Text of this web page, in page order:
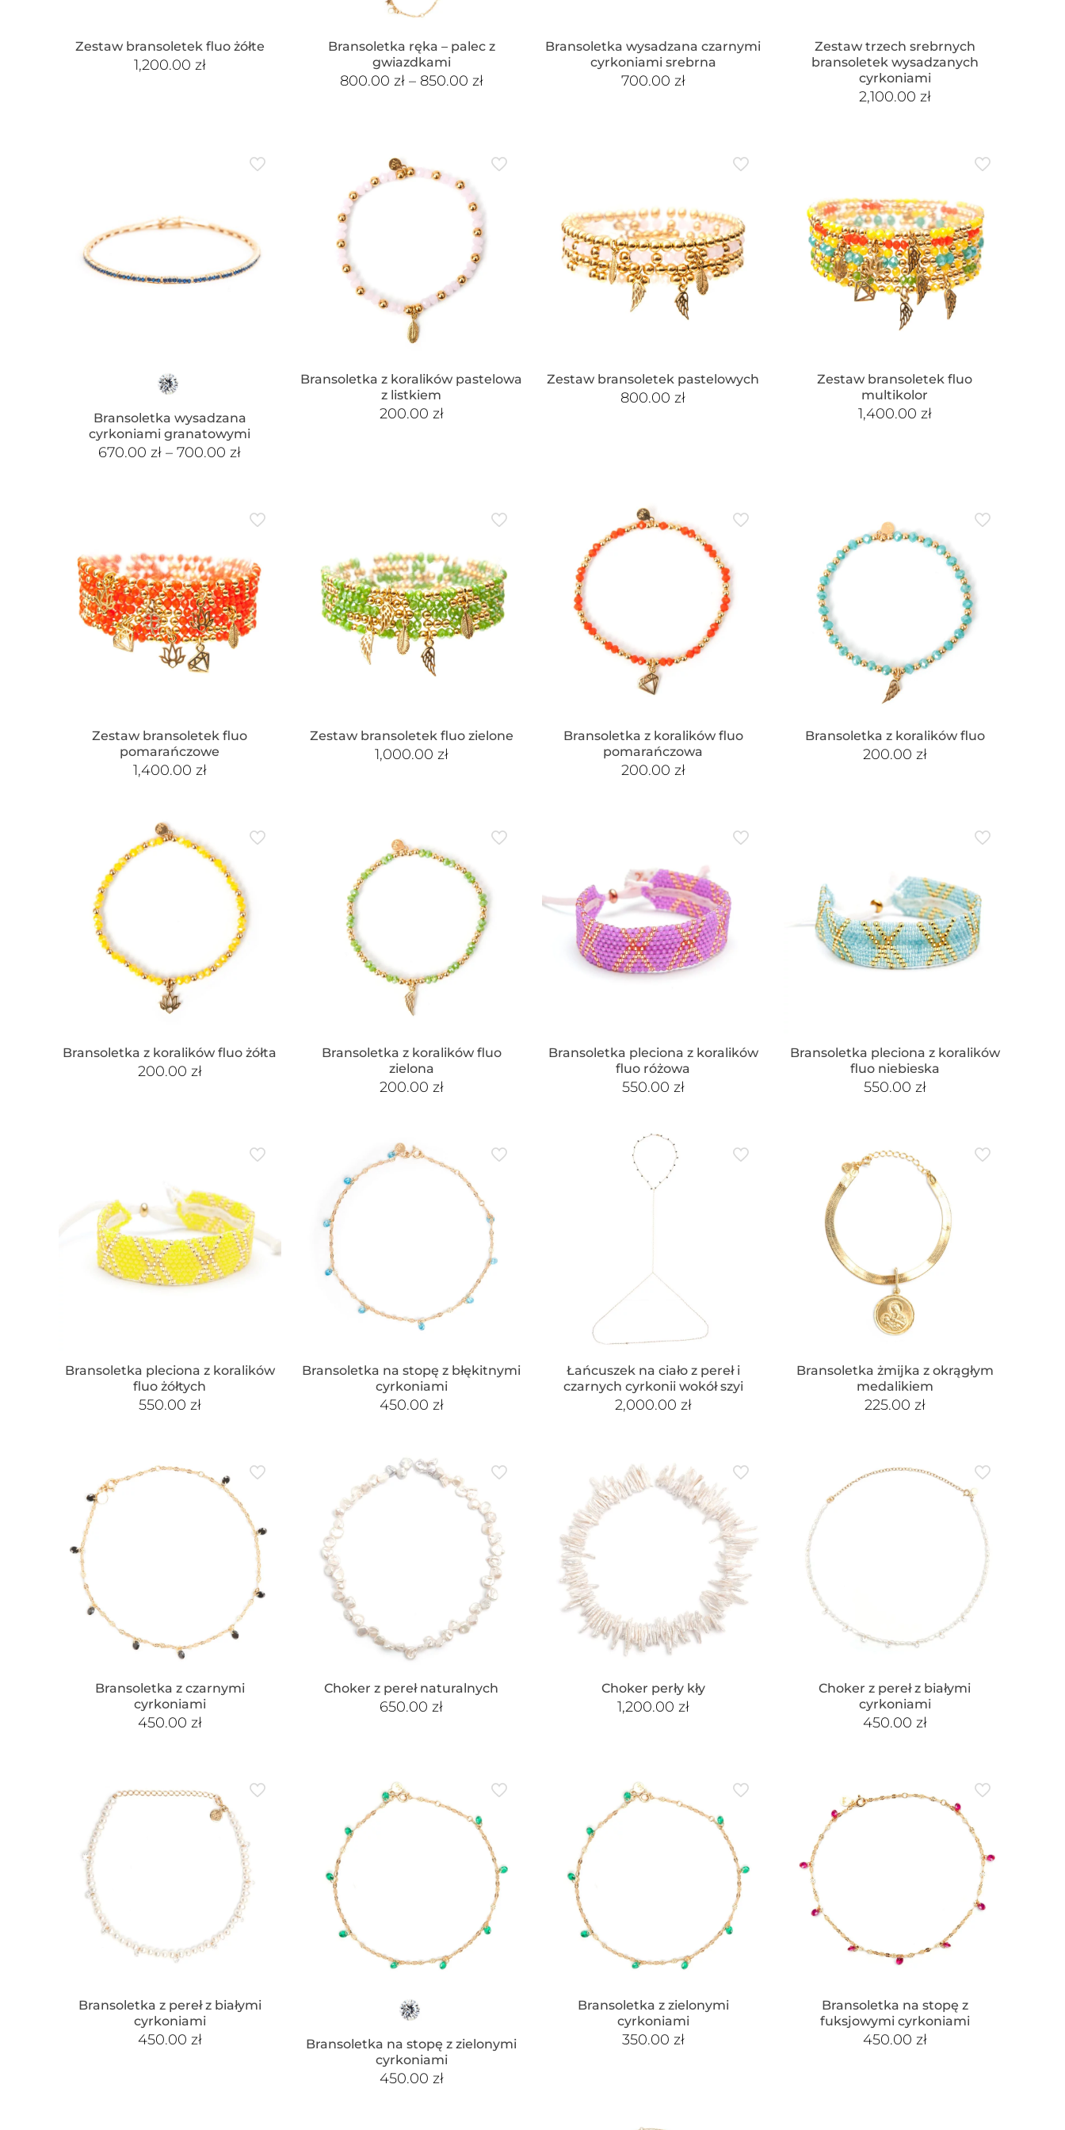
Zestaw bransoletek fluo żółte
1,200.00 zł
Bransoletka ręka – palec z
gwiazdkami
800.00 zł– 850.00 zł
Bransoletka wysadzana czarnymi
cyrkoniami srebrna
700.00 zł
Zestaw trzech srebrnych
bransoletek wysadzanych
cyrkoniami
2,100.00 zł
Bransoletka wysadzana
cyrkoniami granatowymi
670.00zł –700.00zł
Bransoletka z koralików pastelowa
z listkiem
200.00 zł
Zestaw bransoletek pastelowych
800.00zł
Zestaw bransoletek fluo
multikolor
1,400.00 zł
Zestaw bransoletek fluo
pomarańczowe
1,400.00 zł
Zestaw bransoletek fluo zielone
1,000.00 zł
Bransoletka z koralików fluo
pomarańczowa
200.00 zł
Bransoletka z koralików fluo
200.00 zł
Bransoletka z koralików fluo żółta
200.00 zł
Bransoletka z koralików fluo
zielona
200.00 zł
Bransoletka pleciona z koralików
fluo różowa
550.00 zł
Bransoletka pleciona z koralików
fluo niebieska
550.00 zł
Bransoletka pleciona z koralików
fluo żółtych
550.00 zł
Bransoletka na stopę z błękitnymi
cyrkoniami
450.00 zł
Łańcuszek na ciało z pereł i
czarnych cyrkonii wokół szyi
2,000.00 zł
Bransoletka żmijka z okrągłym
medalikiem
225.00 zł
Bransoletka z czarnymi
cyrkoniami
450.00 zł
Choker z pereł naturalnych
650.00zł
Choker perły kły
1,200.00 zł
Choker z pereł z białymi
cyrkoniami
450.00 zł
Bransoletka z pereł z białymi
cyrkoniami
450.00 zł
Bransoletka na stopę z zielonymi
cyrkoniami
450.00 zł
Bransoletka z zielonymi
cyrkoniami
350.00 zł
Bransoletka na stopę z
fuksjowymi cyrkoniami
450.00 zł